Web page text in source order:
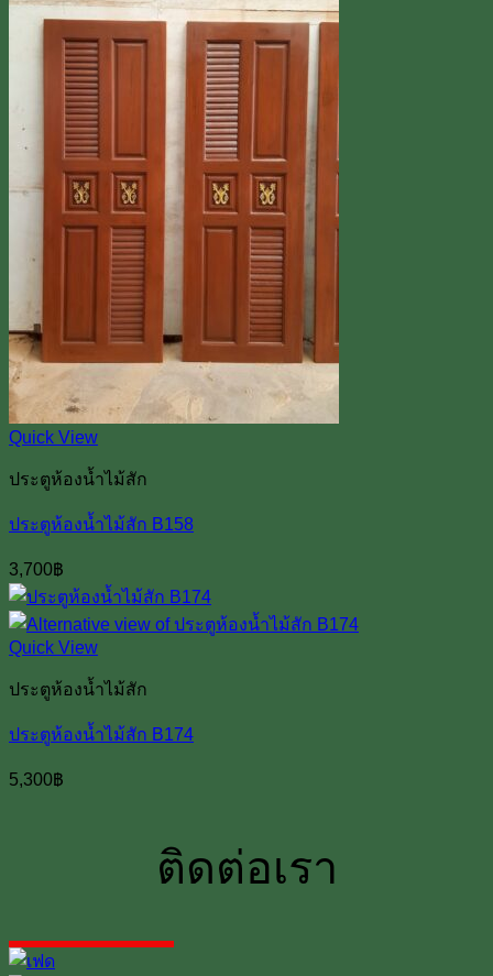
Quick View
ประตูห้องน้ำไม้สัก
ประตูห้องน้ำไม้สัก B158
3,700฿
Quick View
ประตูห้องน้ำไม้สัก
ประตูห้องน้ำไม้สัก B174
5,300฿
ติดต่อเรา